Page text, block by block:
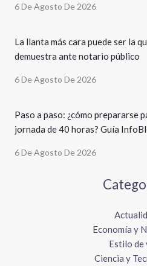
6 De Agosto De 2026
La llanta más cara puede ser la
demuestra ante notario público
6 De Agosto De 2026
Paso a paso: ¿cómo prepararse
jornada de 40 horas? Guía
6 De Agosto De 2026
Economía y
Estilo de
Ciencia y